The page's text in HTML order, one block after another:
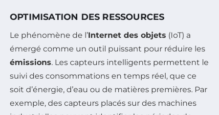
OPTIMISATION DES RESSOURCES
Le phénomène de l’Internet des objets (IoT) a
émergé comme un outil puissant pour réduire les
émissions. Les capteurs intelligents permettent le
suivi des consommations en temps réel, que ce
soit d’énergie, d’eau ou de matières premières. Par
exemple, des capteurs placés sur des machines